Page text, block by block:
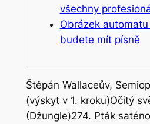
všechny
Obrázek
budete mít písně
Štěpán Wallaceův,
(výskyt v 1. kroku)Očitý
(Džungle)274. Pták